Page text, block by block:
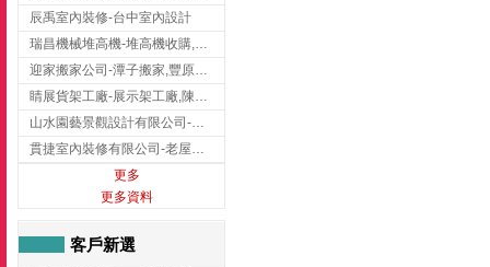
辰禹室內裝修-台中室內設計
瑞昌機械堆高機-堆高機收購,新北市堆高機,桃園堆高機
迎家搬家公司-潭子搬家,豐原搬家,大雅搬家,大甲搬家,台中推薦搬家,台中搬家
睛展貨架工廠-展示架工廠,陳列架,台中展示架工廠
山水園藝景觀設計有限公司-景觀工程,景觀設計,新竹園藝工程,新竹景觀設計
貫捷室內裝修有限公司-老屋翻新工程,台中老屋翻新工程,台中舊屋翻新
更多
更多資料
客戶新選